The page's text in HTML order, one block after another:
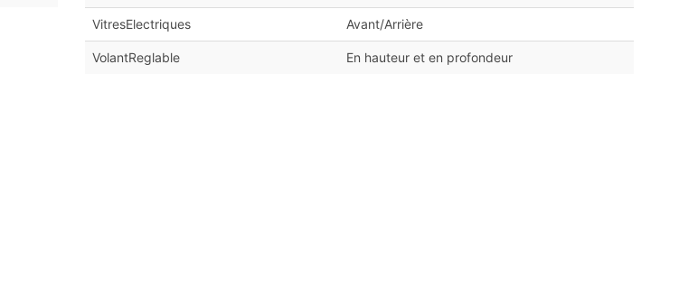
VitresElectriques Avant/Arrière
VolantReglable En hauteur et en profondeur